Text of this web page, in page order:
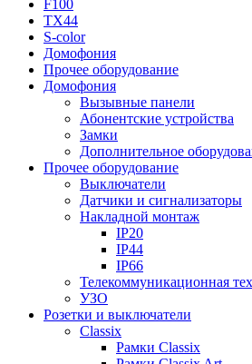
F100
TX44
S-color
Домофония
Прочее оборудование
Домофония
Вызывные панели
Абонентские устройства
Замки
Дополнительное
Прочее оборудование
Выключатели
Датчики и сигнализаторы
Накладной монтаж
IP20
IP44
IP66
Телекоммуникационная
УЗО
Розетки и выключатели
Classix
Рамки Classix